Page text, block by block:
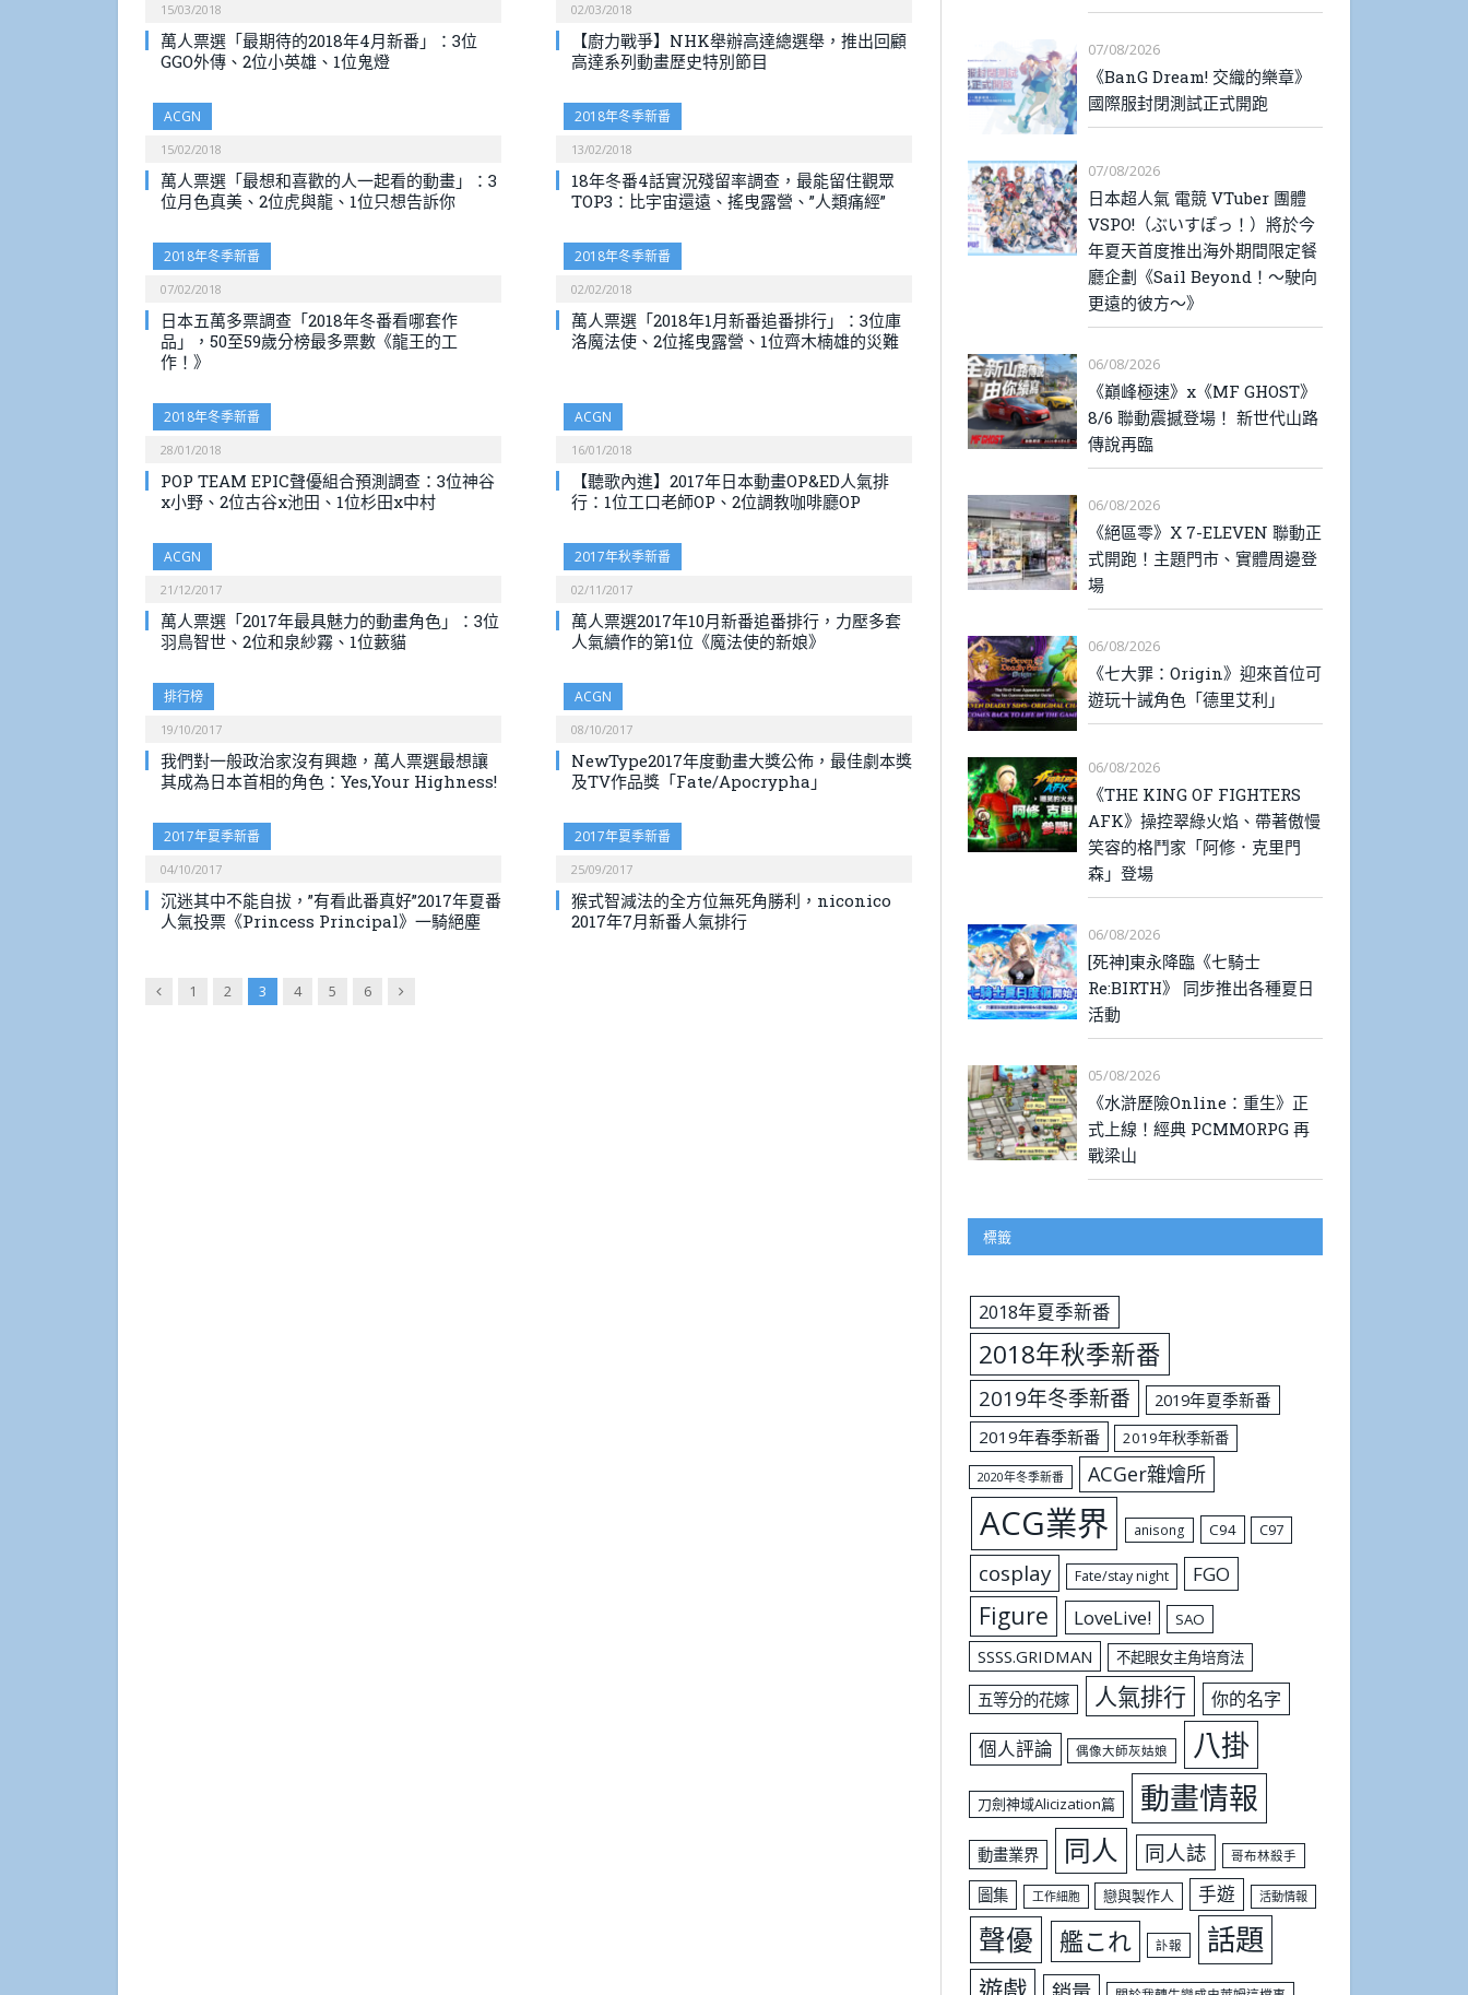
15/03/2018
萬人票選「最期待的2018年4月新番」：3位
GGO外傳、2位小英雄、1位鬼燈
02/03/2018
【廚力戰爭】NHK舉辦高達總選舉，推出回顧
高達系列動畫歷史特別節目
ACGN
15/02/2018
萬人票選「最想和喜歡的人一起看的動畫」：3
位月色真美、2位虎與龍、1位只想告訴你
2018年冬季新番
13/02/2018
18年冬番4話實況殘留率調查，最能留住觀眾
TOP3：比宇宙還遠、搖曳露營、”人類痛經”
2018年冬季新番
07/02/2018
日本五萬多票調查「2018年冬番看哪套作
品」，50至59歲分榜最多票數《龍王的工
作！》
2018年冬季新番
02/02/2018
萬人票選「2018年1月新番追番排行」：3位庫
洛魔法使、2位搖曳露營、1位齊木楠雄的災難
2018年冬季新番
28/01/2018
POP TEAM EPIC聲優組合預測調查：3位神谷
x小野、2位古谷x池田、1位杉田x中村
ACGN
16/01/2018
【聽歌內進】2017年日本動畫OP&ED人氣排
行：1位工口老師OP、2位調教咖啡廳OP
ACGN
21/12/2017
萬人票選「2017年最具魅力的動畫角色」：3位
羽鳥智世、2位和泉紗霧、1位藪貓
2017年秋季新番
02/11/2017
萬人票選2017年10月新番追番排行，力壓多套
人氣續作的第1位《魔法使的新娘》
排行榜
19/10/2017
我們對一般政治家沒有興趣，萬人票選最想讓
其成為日本首相的角色：Yes,Your Highness!
ACGN
08/10/2017
NewType2017年度動畫大獎公佈，最佳劇本獎
及TV作品獎「Fate/Apocrypha」
2017年夏季新番
04/10/2017
沉迷其中不能自拔，”有看此番真好”2017年夏番
人氣投票《Princess Principal》一騎絕塵
2017年夏季新番
25/09/2017
猴式智減法的全方位無死角勝利，niconico
2017年7月新番人氣排行
Previous
1 2 3 4 5 6 Next
07/08/2026
《BanG Dream! 交織的樂章》
國際服封閉測試正式開跑
07/08/2026
日本超人氣 電競 VTuber 團體
VSPO!（ぶいすぽっ！）將於今
年夏天首度推出海外期間限定餐
廳企劃《Sail Beyond！～駛向
更遠的彼方～》
06/08/2026
《巔峰極速》x《MF GHOST》
8/6 聯動震撼登場！ 新世代山路
傳說再臨
06/08/2026
《絕區零》X 7-ELEVEN 聯動正
式開跑！主題門市、實體周邊登
場
06/08/2026
《七大罪：Origin》迎來首位可
遊玩十誡角色「德里艾利」
06/08/2026
《THE KING OF FIGHTERS
AFK》操控翠綠火焰、帶著傲慢
笑容的格鬥家「阿修．克里門
森」登場
06/08/2026
[死神]東永降臨《七騎士
Re:BIRTH》 同步推出各種夏日
活動
05/08/2026
《水滸歷險Online：重生》正
式上線！經典 PCMMORPG 再
戰梁山
標籤
2018年夏季新番
2018年秋季新番
2019年冬季新番
2019年夏季新番
2019年春季新番
2019年秋季新番
2020年冬季新番 ACGer雜燴所
ACG業界 anisong C94 C97
cosplay Fate/stay night FGO
Figure LoveLive! SAO
SSSS.GRIDMAN 不起眼女主角培育法
五等分的花嫁 人氣排行 你的名字
個人評論 偶像大師灰姑娘 八掛
刀劍神域Alicization篇 動畫情報
動畫業界 同人 同人誌 哥布林殺手
圖集 工作細胞 戀與製作人 手遊 活動情報
聲優 艦これ 訃報 話題